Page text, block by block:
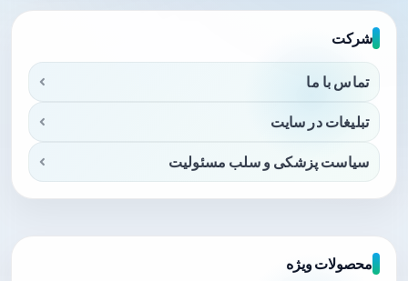
شرکت
تماس با ما
تبلیغات در سایت
سیاست پزشکی و سلب مسئولیت
محصولات ویژه